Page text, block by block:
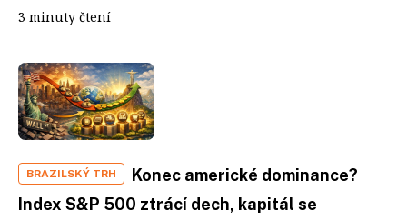
3 minuty čtení
BRAZILSKÝ TRH
Konec americké dominance?
Index S&P 500 ztrácí dech, kapitál se